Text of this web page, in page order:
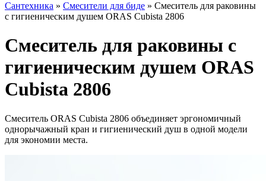
Сантехника » Смесители для биде » Смеситель для раковины
с гигиеническим душем ORAS Cubista 2806
Смеситель для раковины с
гигиеническим душем ORAS
Cubista 2806
Смеситель ORAS Cubista 2806 объединяет эргономичный
однорычажный кран и гигиенический душ в одной модели
для экономии места.